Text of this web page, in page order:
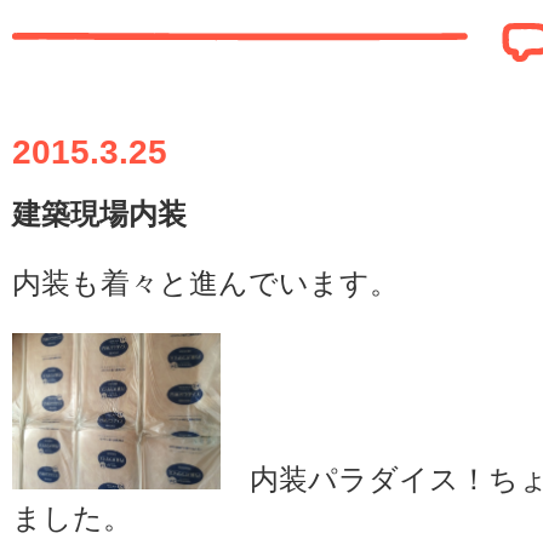
建築現場内装
内装も着々と進んでいます。
内装パラダイス！ち
ました。